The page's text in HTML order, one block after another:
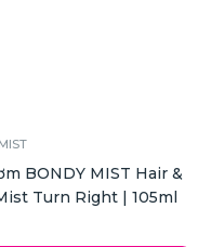
BONDY MIST Hair &
Turn Right | 105ml